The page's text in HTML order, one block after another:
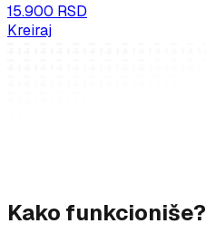
15.900 RSD
Kreiraj
Kako funkcioniše?